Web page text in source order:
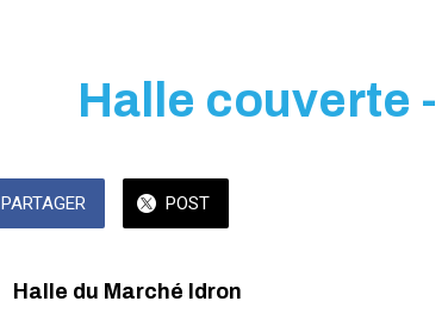
Halle couverte
PARTAGER POST
Halle du Marché Idron